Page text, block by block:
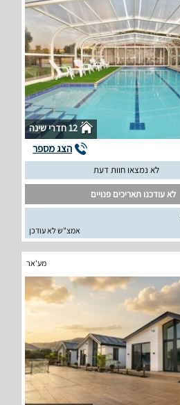
12 חדרי שינה
הצג מספר
לא נמצאו חוות דעת
לא עודכנו תאריכים פנויים
אמצ"ש לא עודכן
מע'אר